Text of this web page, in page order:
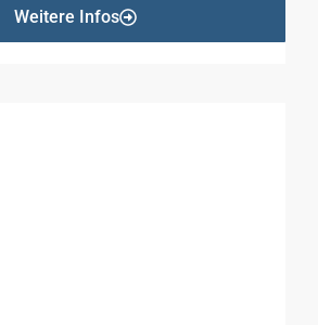
Weitere Infos